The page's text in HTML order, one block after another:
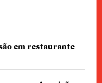
em restaurante